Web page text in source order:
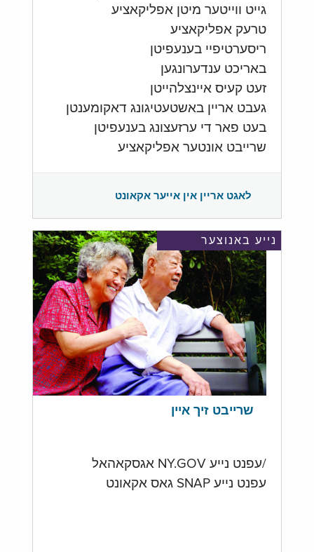
גייט ווייטער מיטן אפליקאציע
טרעק אפליקאציע
ריסערטיפיי בענעפיטן
באריכט ענדערונגען
זעט קעיס איינצלהייטן
געבט אריין באשטעטיגונג דאקומענטן
בעט פאר די ערזעצונג בענעפיטן
שרייבט אונטער אפליקאציע
לאגט אריין אין אייער אקאונט
נייע באנוצער
שרייבט זיך איין
/עפנט נייע NY.GOV אגסקאהאל
עפנט נייע SNAP גאס אקאונט